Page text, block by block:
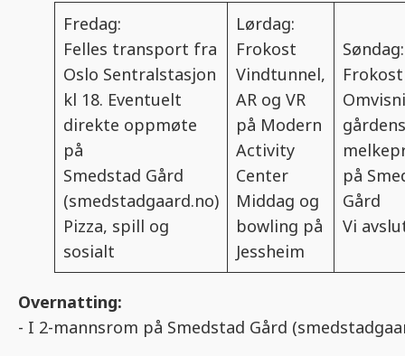
Fredag:
Felles transport fra
Oslo Sentralstasjon
kl 18. Eventuelt
direkte oppmøte
på
Smedstad Gård
(smedstadgaard.no)
Pizza, spill og
sosialt
Lørdag:
Frokost
Vindtunnel,
AR og VR
på Modern
Activity
Center
Middag og
bowling på
Jessheim
Søndag:
Frokost
gårdens
på
Gård
Vi
Overnatting:
- I 2-mannsrom på Smedstad Gård